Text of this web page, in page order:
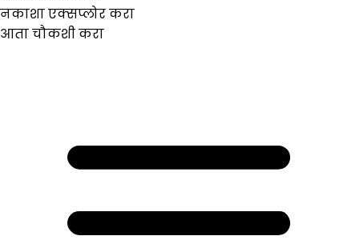
नकाशा एक्सप्लोर करा
आता चौकशी करा